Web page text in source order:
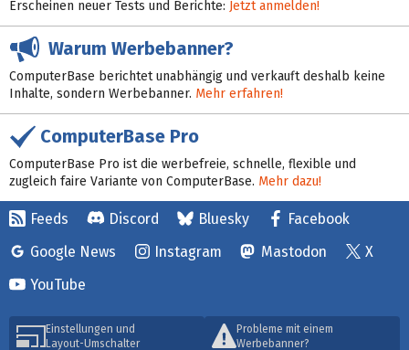
Erscheinen neuer Tests und Berichte: Jetzt anmelden!
Warum Werbebanner?
ComputerBase berichtet unabhängig und verkauft deshalb keine
Inhalte, sondern Werbebanner. Mehr erfahren!
ComputerBase Pro
ComputerBase Pro ist die werbefreie, schnelle, flexible und
zugleich faire Variante von ComputerBase. Mehr dazu!
Feeds Discord Bluesky
Facebook
Google News
Instagram Mastodon
X
YouTube
Einstellungen und
Layout-Umschalter
Probleme mit einem
Werbebanner?